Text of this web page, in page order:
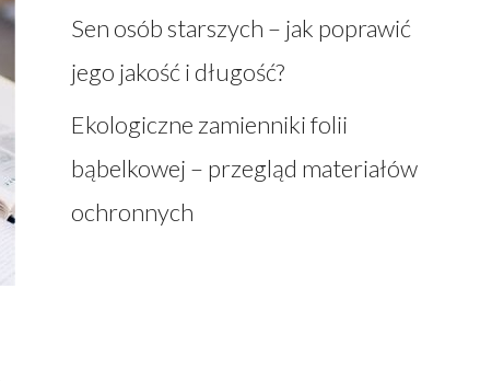
Sen osób starszych – jak poprawić
jego jakość i długość?
Ekologiczne zamienniki folii
bąbelkowej – przegląd materiałów
ochronnych